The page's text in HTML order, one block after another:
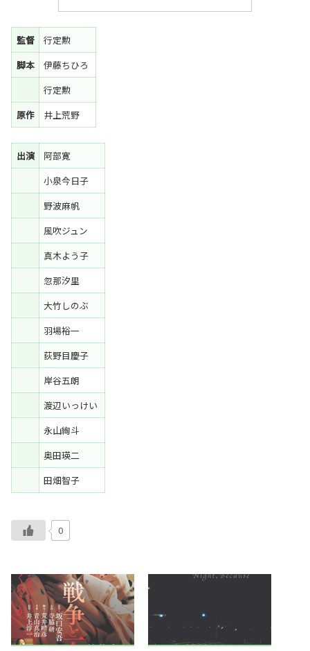
監督
行定勲
脚本
伊藤ちひろ
行定勲
原作
井上荒野
出演
阿部寛
小泉今日子
野波麻帆
風吹ジュン
真木よう子
忽那汐里
大竹しのぶ
羽場裕一
荻野目慶子
岸谷五朗
渡辺いっけい
永山絢斗
奥田瑛二
田畑智子
0